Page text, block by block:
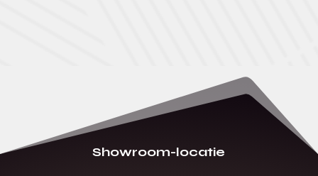
Showroom-locatie